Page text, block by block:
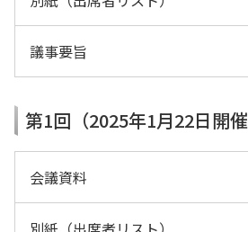
議事要旨
第1回（2025年1月22日開催
会議資料